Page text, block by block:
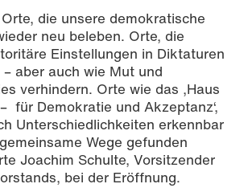
die unsere demokratische
neu beleben. Orte, die
Einstellungen in Diktaturen
aber auch wie Mut und
verhindern. Orte wie das ‚Haus
für Demokratie und Akzeptanz‘,
Unterschiedlichkeiten erkennbar
Wege gefunden
Joachim Schulte, Vorsitzender
bei der Eröffnung.